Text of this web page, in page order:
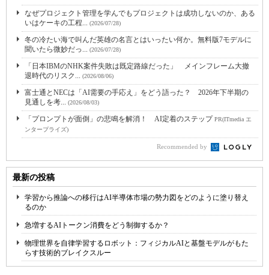
なぜプロジェクト管理を学んでもプロジェクトは成功しないのか、ある
いはケーキの工程... (2026/07/28)
冬の冷たい海で叫んだ英雄の名言とはいったい何か。無料版7モデルに
聞いたら微妙だっ... (2026/07/28)
「日本IBMのNHK案件失敗は既定路線だった」 メインフレーム大撤
退時代のリスク... (2026/08/06)
富士通とNECは「AI需要の手応え」をどう語った？ 2026年下半期の
見通しを考... (2026/08/03)
「プロンプトが面倒」の悲鳴を解消！ AI定着のステップPR(ITmedia エ
ンタープライズ)
Recommended by
最新の投稿
学習から推論への移行はAI半導体市場の勢力図をどのように塗り替え
るのか
急増するAIトークン消費をどう制御するか？
物理世界を自律学習するロボット：フィジカルAIと基盤モデルがもた
らす技術的ブレイクスルー